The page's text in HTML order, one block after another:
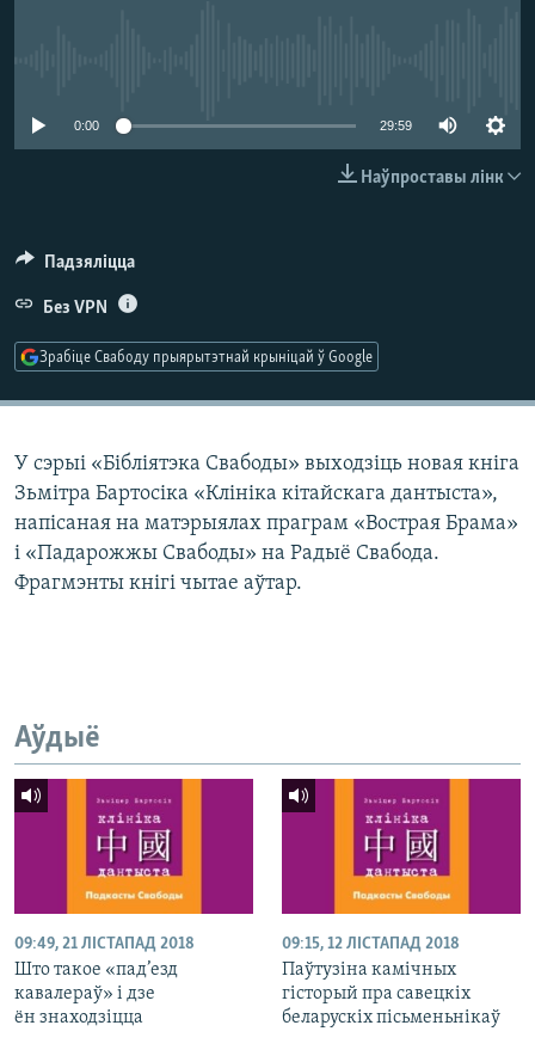
0:00 29:59
Наўпроставы лінк
Падзяліцца
Без VPN
Зрабіце Свабоду прыярытэтнай крыніцай ў Google
У сэрыі «Бібліятэка Свабоды» выходзіць новая кніга
Зьмітра Бартосіка «Клініка кітайскага дантыста»,
напісаная на матэрыялах праграм «Вострая Брама»
і «Падарожжы Свабоды» на Радыё Свабода.
Фрагмэнты кнігі чытае аўтар.
Аўдыё
09:49, 21 ЛІСТАПАД 2018
Што такое «пад’езд
кавалераў» і дзе
ён знаходзіцца
09:15, 12 ЛІСТАПАД 2018
Паўтузіна камічных
гісторый пра савецкіх
беларускіх пісьменьнікаў